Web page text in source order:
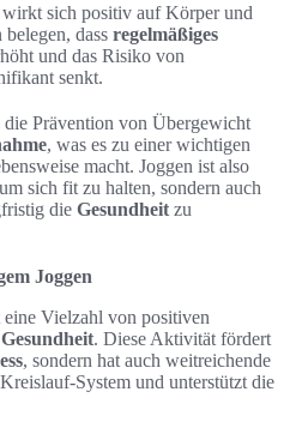
sich positiv auf Körper und
dass regelmäßiges
und das Risiko von
senkt.
die Prävention von Übergewicht
, was es zu einer wichtigen
macht. Joggen ist also
sich fit zu halten, sondern auch
die Gesundheit zu
Joggen
eine Vielzahl von positiven
Gesundheit. Diese Aktivität fördert
, sondern hat auch weitreichende
System und unterstützt die